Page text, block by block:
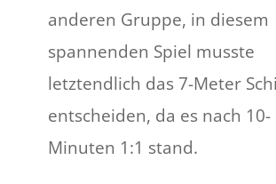
anderen Gruppe, in diesem
spannenden Spiel musste
letztendlich das 7-Meter
entscheiden, da es nach 10-
Minuten 1:1 stand.